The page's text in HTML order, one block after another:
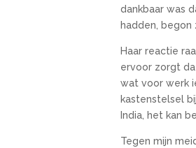
dankbaar was
hadden, begon
Haar reactie
ervoor zorgt
wat voor werk
kastenstelsel
India, het kan
Tegen mijn